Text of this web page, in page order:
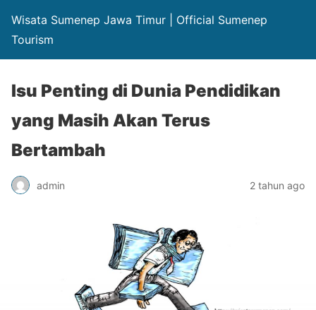
Wisata Sumenep Jawa Timur | Official Sumenep
Tourism
Isu Penting di Dunia Pendidikan
yang Masih Akan Terus
Bertambah
admin 2 tahun ago